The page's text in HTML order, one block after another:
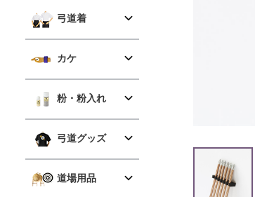
弓道着
カケ
粉・粉入れ
弓道グッズ
道場用品